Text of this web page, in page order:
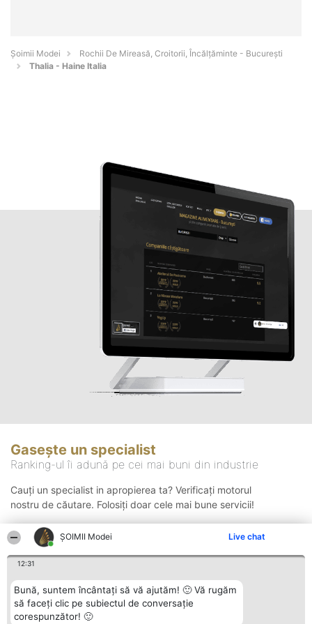
ȘOIMII Modei Live chat
12:31
Bună, suntem încântați să vă ajutăm! 🙂 Vă rugăm
să faceți clic pe subiectul de conversație
corespunzător! 🙂
Șoimii Modei
Rochii De Mireasă, Croitorii, Încălțăminte - Bucureşti
Thalia - Haine Italia
Gasește un specialist
Ranking-ul îi adună pe cei mai buni din industrie
Cauți un specialist in apropierea ta? Verificați motorul
nostru de căutare. Folosiți doar cele mai bune servicii!